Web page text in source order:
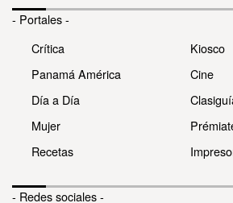
- Portales -
Crítica
Panamá América
Día a Día
Mujer
Recetas
Kiosco
Cine
- Redes sociales -